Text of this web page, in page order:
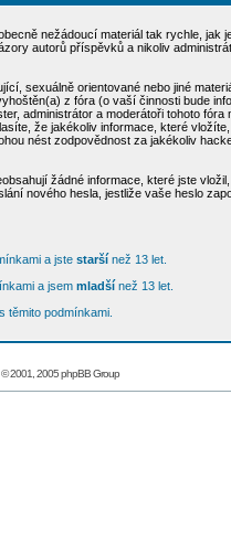
nežádoucí materiál tak rychle, jak
autorů příspěvků a nikoliv
sexuálně orientované nebo jiné
z fóra (o vaší činnosti bude
administrátor a moderátoři tohoto
že jakékoliv informace, které
nést zodpovědnost za jakékoliv
žádné informace, které jste
nového hesla, jestliže vaše heslo
a jste staršínež 13 let.
a jsem mladšínež 13 let.
těmito podmínkami.
© 2001, 2005 phpBB Group